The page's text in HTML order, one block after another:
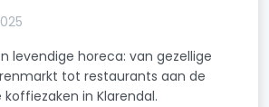
levendige horeca: van gezellige
tot restaurants aan de
koffiezaken in Klarendal.